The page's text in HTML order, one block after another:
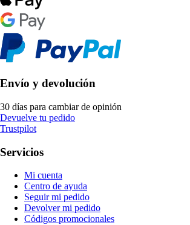
Envío y devolución
30 días para cambiar de opinión
Devuelve tu pedido
Trustpilot
Servicios
Mi cuenta
Centro de ayuda
Seguir mi pedido
Devolver mi pedido
Códigos promocionales